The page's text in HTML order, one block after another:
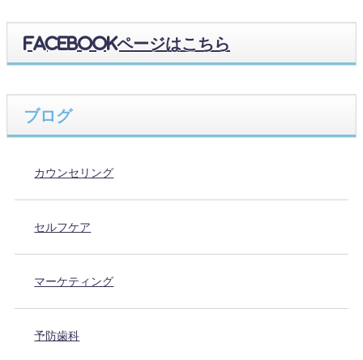
Facebookページはこちら
ブログ
カウンセリング
セルフケア
マーケティング
予防歯科